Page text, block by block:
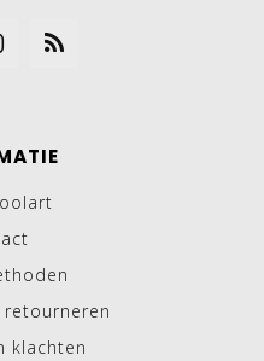
retourneren
klachten